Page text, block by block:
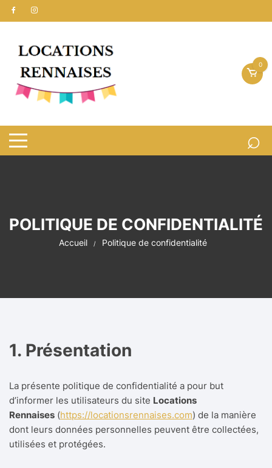
Aller
au
0
POLITIQUE DE CONFIDENTIALITÉ
Accueil Politique de confidentialité
1. Présentation
La présente politique de confidentialité a pour but
d’informer les utilisateurs du site Locations
Rennaises (https://locationsrennaises.com) de la manière
dont leurs données personnelles peuvent être collectées,
utilisées et protégées.